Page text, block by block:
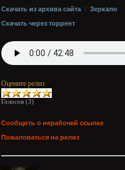
Скачать из архива сайта / Зеркало
Скачать через торрент
Оцените релиз
Голосов (3)
Сообщить о нерабочей ссылке
Пожаловаться на релиз